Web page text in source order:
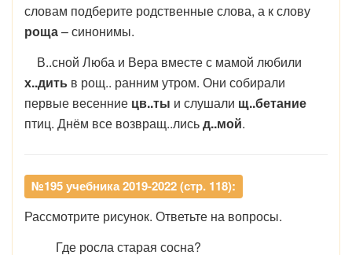
словам подберите родственные слова, а к слову
роща– синонимы.
В..сной Люба и Вера вместе с мамой любили
х..дить в рощ.. ранним утром. Они собирали
первые весенние цв..ты и слушали щ..бетание
птиц. Днём все возвращ..лисьд..мой.
№195 учебника 2019-2022 (стр. 118):
Рассмотрите рисунок. Ответьте на вопросы.
Где росла старая сосна?